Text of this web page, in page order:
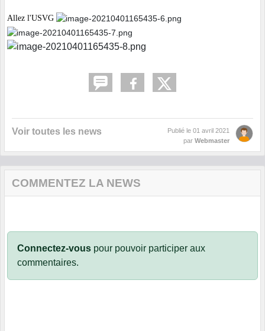
Allez l'USVG
Voir toutes les news Publié le 01 avril 2021
par Webmaster
COMMENTEZ LA NEWS
Connectez-vous pour pouvoir participer aux
commentaires.